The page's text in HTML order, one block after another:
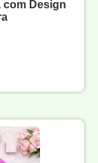
com Design